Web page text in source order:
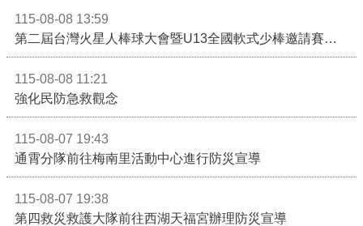
115-08-08 13:59
第二屆台灣火星人棒球大會暨U13全國軟式少棒邀請賽在苗栗舉辦
115-08-08 11:21
強化民防急救觀念
115-08-07 19:43
通霄分隊前往梅南里活動中心進行防災宣導
115-08-07 19:38
第四救災救護大隊前往西湖天福宮辦理防災宣導